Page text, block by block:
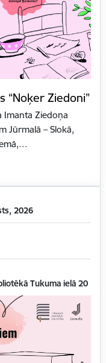
“Noķer Ziedoni”
Imanta Ziedoņa
Jūrmalā – Slokā,
2026
Tukuma ielā 20